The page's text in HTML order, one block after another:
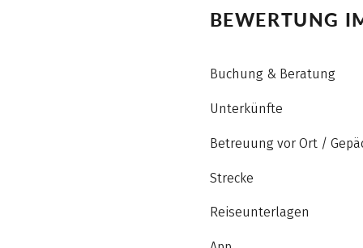
BEWERTUNG
Buchung & Beratung
Unterkünfte
Betreuung vor Ort /
Strecke
Reiseunterlagen